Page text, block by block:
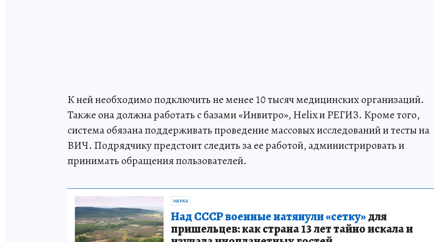
К ней необходимо подключить не менее 10 тысяч медицинских организаций.
Также она должна работать с базами «Инвитро», Helix и РЕГИЗ. Кроме того,
система обязана поддерживать проведение массовых исследований и тесты на
ВИЧ. Подрядчику предстоит следить за ее работой, администрировать и
принимать обращения пользователей.
НАУКА
Над СССР военные натянули «сетку»для
пришельцев: как страна 13 лет тайно искала и